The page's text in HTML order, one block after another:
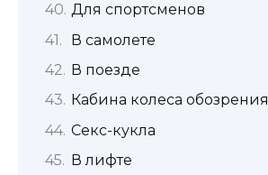
Для спортсменов
В самолете
В поезде
Кабина колеса обозрения
Секс-кукла
В лифте